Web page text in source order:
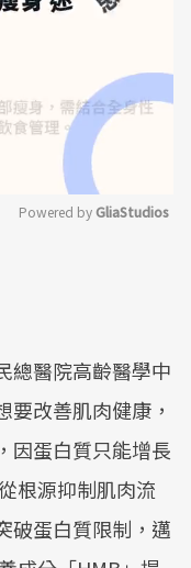
Powered by GliaStudios
總醫院高齡醫學中
要改善肌肉健康，
因蛋白質只能增長
根源抑制肌肉流
破蛋白質限制，邁